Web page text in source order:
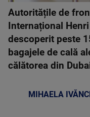
Autoritățile de
Internațional
descoperit peste
bagajele de cală
călătorea din
MIHAELA